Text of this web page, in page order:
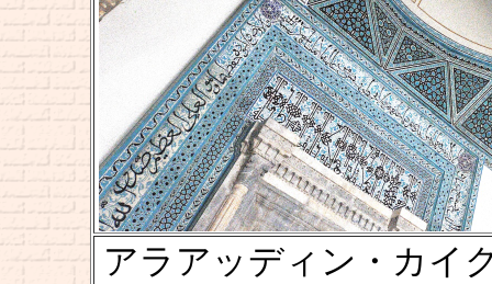
アラアッディン・カイ